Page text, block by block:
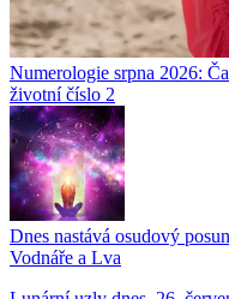
Numerologie srpna 2026:
životní číslo 2
Dnes nastává osudový
Vodnáře a Lva